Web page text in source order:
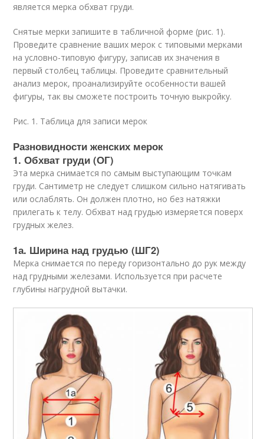
является мерка обхват груди.
Снятые мерки запишите в табличной форме (рис. 1).
Проведите сравнение ваших мерок с типовыми мерками
на условно-типовую фигуру, записав их значения в
первый столбец таблицы. Проведите сравнительный
анализ мерок, проанализируйте особенности вашей
фигуры, так вы сможете построить точную выкройку.
Рис. 1. Таблица для записи мерок
Разновидности женских мерок
1. Обхват груди (ОГ)
Эта мерка снимается по самым выступающим точкам
груди. Сантиметр не следует слишком сильно натягивать
или ослаблять. Он должен плотно, но без натяжки
прилегать к телу. Обхват над грудью измеряется поверх
грудных желез.
1а. Ширина над грудью (ШГ2)
Мерка снимается по переду горизонтально до рук между
над грудными железами. Используется при расчете
глубины нагрудной вытачки.